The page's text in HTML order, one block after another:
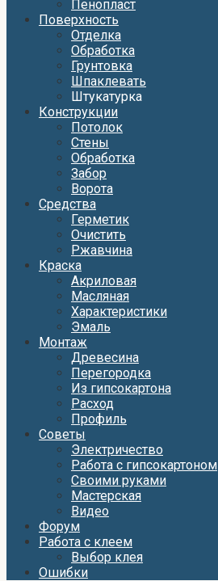
Пенопласт
Поверхность
Отделка
Обработка
Грунтовка
Шпаклевать
Штукатурка
Конструкции
Потолок
Стены
Обработка
Забор
Ворота
Средства
Герметик
Очистить
Ржавчина
Краска
Акриловая
Масляная
Характеристики
Эмаль
Монтаж
Древесина
Перегородка
Из гипсокартона
Расход
Профиль
Советы
Электричество
Работа с гипсокартоном
Своими руками
Мастерская
Видео
Форум
Работа с клеем
Выбор клея
Ошибки